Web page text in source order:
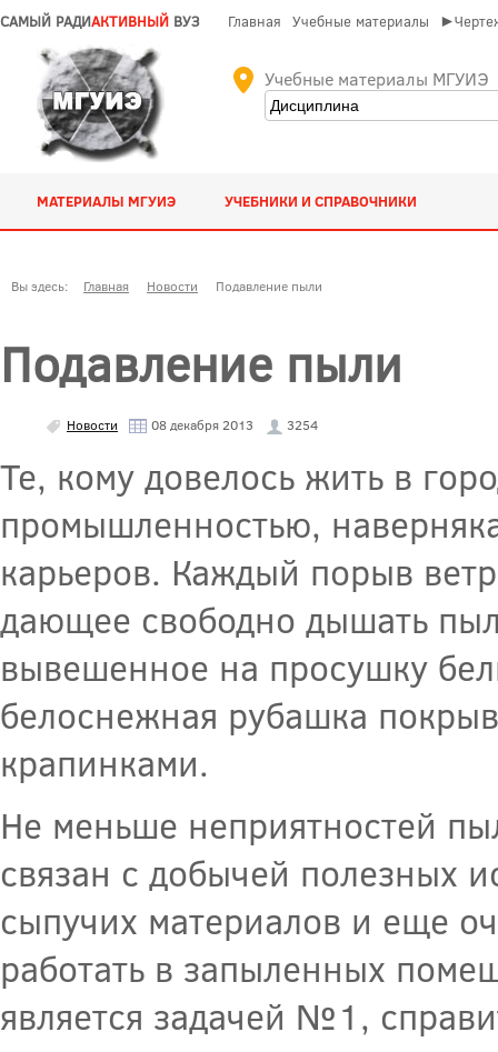
САМЫЙ РАДИАКТИВНЫЙ ВУЗ Главная Учебные материалы
Учебные материалы МГУИЭ
МАТЕРИАЛЫ МГУИЭ УЧЕБНИКИ И СПРАВОЧНИКИ
Вы здесь: Главная Новости Подавление пыли
Подавление пыли
Новости 08 декабря 2013 3254
Те, кому довелось жить в
промышленностью,
карьеров. Каждый порыв
дающее свободно дышать
вывешенное на просушку
белоснежная рубашка
крапинками.
Не меньше неприятностей
связан с добычей полезных
сыпучих материалов и еще
работать в запыленных
является задачей №1,